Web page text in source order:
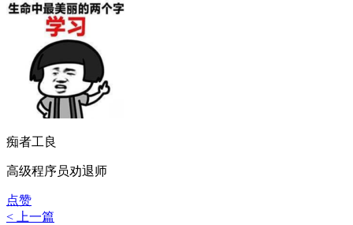
痴者工良
高级程序员劝退师
点赞
< 上一篇